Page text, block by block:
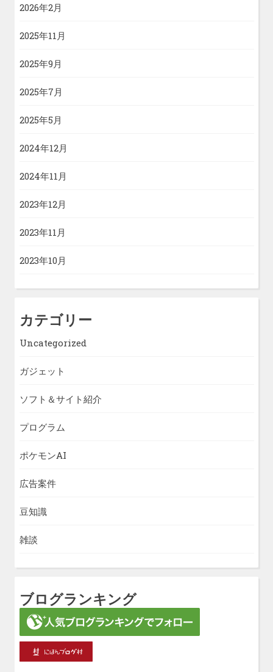
2026年2月
2025年11月
2025年9月
2025年7月
2025年5月
2024年12月
2024年11月
2023年12月
2023年11月
2023年10月
カテゴリー
Uncategorized
ガジェット
ソフト＆サイト紹介
プログラム
ポケモンAI
広告案件
豆知識
雑談
ブログランキング